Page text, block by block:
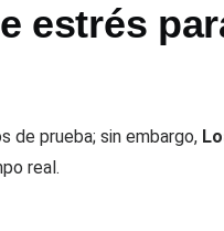
estrés
de prueba; sin embargo,
real.